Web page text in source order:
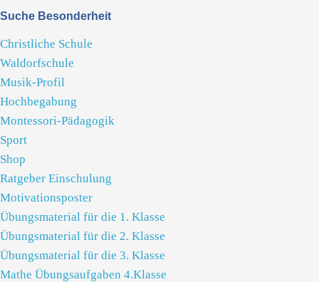
Suche Besonderheit
Christliche Schule
Waldorfschule
Musik-Profil
Hochbegabung
Montessori-Pädagogik
Sport
Shop
Ratgeber Einschulung
Motivationsposter
Übungsmaterial für die 1. Klasse
Übungsmaterial für die 2. Klasse
Übungsmaterial für die 3. Klasse
Mathe Übungsaufgaben 4.Klasse